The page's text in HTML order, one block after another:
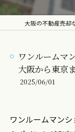
ワンルームマ
大阪から東京
2025/06/01
ワンルームマン